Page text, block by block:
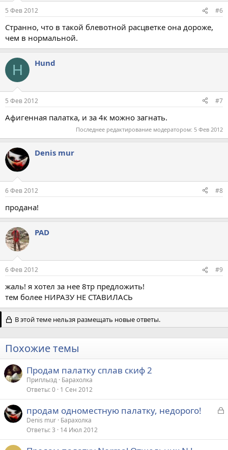
5 Фев 2012 #6
Странно, что в такой блевотной расцветке она дороже,
чем в нормальной.
H Hund
5 Фев 2012 #7
Афигенная палатка, и за 4к можно загнать.
Последнее редактирование модератором: 5 Фев 2012
Denis mur
6 Фев 2012 #8
продана!
PAD
6 Фев 2012 #9
жаль! я хотел за нее 8тр предложить!
тем более НИРАЗУ НЕ СТАВИЛАСЬ
В этой теме нельзя размещать новые ответы.
Похожие темы
Продам палатку сплав скиф 2
Приплызд Барахолка
Ответы 0 1 Сен 2012
З
р
продам одноместную палатку, недорого!
Denis mur Барахолка
Ответы 3 14 Июл 2012